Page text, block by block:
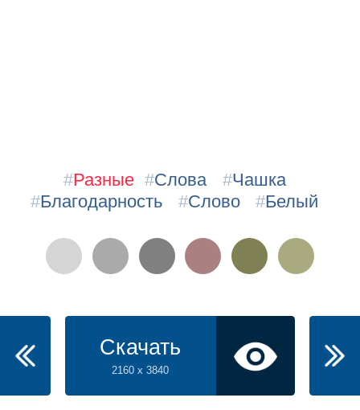
#Разные #Слова #Чашка
#Благодарность #Слово #Белый
Скачать
2160 x 3840